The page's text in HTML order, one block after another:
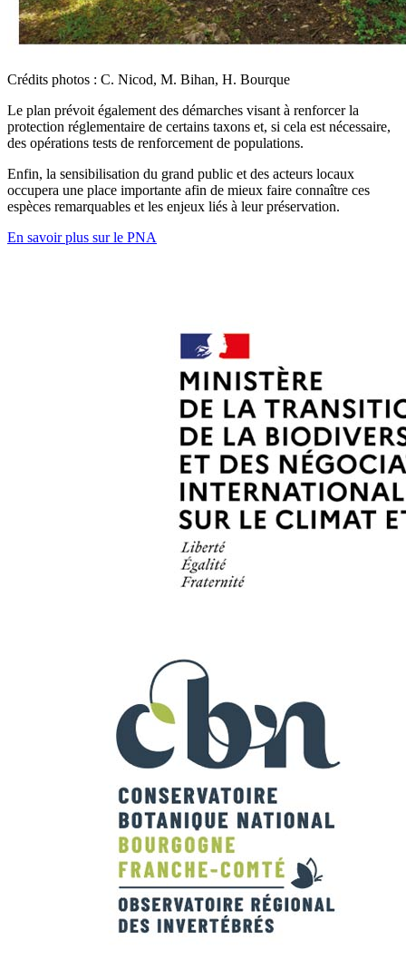
Crédits photos : C. Nicod, M. Bihan, H. Bourque
Le plan prévoit également des démarches visant à renforcer la
protection réglementaire de certains taxons et, si cela est nécessaire,
des opérations tests de renforcement de populations.
Enfin, la sensibilisation du grand public et des acteurs locaux
occupera une place importante afin de mieux faire connaître ces
espèces remarquables et les enjeux liés à leur préservation.
En savoir plus sur le PNA